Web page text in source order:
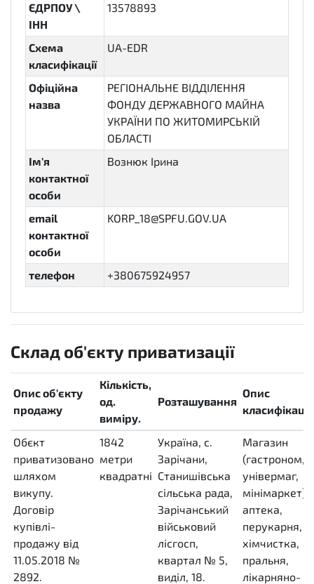
ЄДРПОУ \
ІНН
13578893
Схема
класифікації
UA-EDR
Офіційна
назва
РЕГІОНАЛЬНЕ ВІДДІЛЕННЯ
ФОНДУ ДЕРЖАВНОГО МАЙНА
УКРАЇНИ ПО ЖИТОМИРСЬКІЙ
ОБЛАСТІ
Ім'я
контактної
особи
Вознюк Ірина
email
контактної
особи
KORP_18@SPFU.GOV.UA
телефон +380675924957
Склад об'єкту приватизації
Опис об'єкту
продажу
Кількість,
од.
виміру.
Розташування
Опис
класифікації
Обєкт
приватизовано
шляхом
викупу.
Договір
купівлі-
продажу від
11.05.2018 №
2892.
1842
метри
квадратні
Україна, с.
Зарічани,
Станишівська
сільська рада,
Зарічанський
військовий
лісгосп,
квартал № 5,
виділ, 18.
Магазин
(гастроном,
універмаг,
мінімаркет),
аптека,
перукарня,
хімчистка,
пральня,
лікарняно-